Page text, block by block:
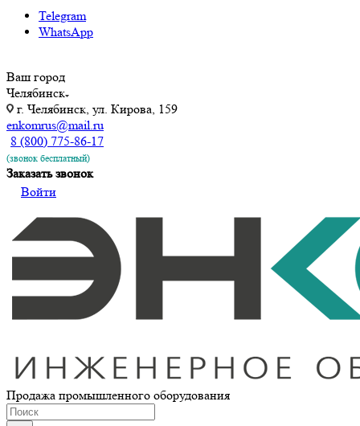
Telegram
WhatsApp
Ваш город
Челябинск
г. Челябинск, ул. Кирова, 159
enkomrus@mail.ru
8 (800) 775-86-17
(звонок бесплатный)
Заказать звонок
Войти
Продажа промышленного оборудования